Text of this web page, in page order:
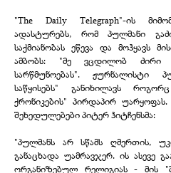
"The Daily Telegraph"-ის
ადასტურებს, რომ პულმანი
საქმიანობას ეწევა და მოჰყავს
ამბობს: "მე ვცდილობ ძირი
სარწმუნოებას". ჟურნალისტი
საწყისებს" განიხილავს
ქრონიკების" პირდაპირ
შეხედულებები პიტერ ჰიტჩენსმა:
"პულმანს არ სწამს ღმერთის,
განაცხადა უამრავჯერ. ის ასევე
ორგანიზებულ რელიგიას - მის